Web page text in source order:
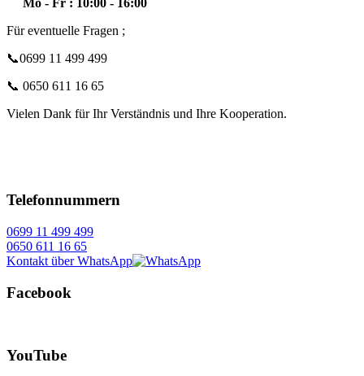
Für eventuelle Fragen ;
📞0699 11 499 499
📞 0650 611 16 65
Vielen Dank für Ihr Verständnis und Ihre Kooperation.
Telefonnummern
0699 11 499 499
0650 611 16 65
Kontakt über WhatsApp
Facebook
YouTube